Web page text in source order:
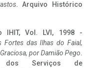
. Arquivo Histórico
IHIT, Vol. LVI, 1998 -
Fortes das Ilhas do Faial,
por Damião Pego.
dos Serviços de